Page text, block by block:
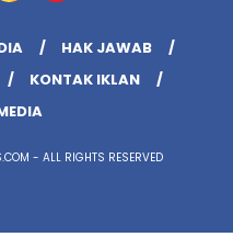
HAK JAWAB
KONTAK IKLAN
- ALL RIGHTS RESERVED